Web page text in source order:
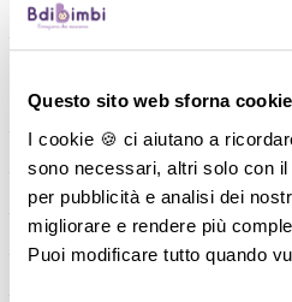
Questo sito web sforna
I cookie 🍪 ci aiutano a
sono necessari, altri solo con
per pubblicità e analisi dei
migliorare e rendere più
Puoi modificare tutto quando
Aspiratori nasali manuali
―
Cuscini allattamento
―Biberon
―
Tettarelle
―Succhietti